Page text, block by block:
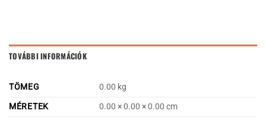
TOVÁBBI INFORMÁCIÓK
TÖMEG
0.00 kg
MÉRETEK
0.00 × 0.00 × 0.00 cm